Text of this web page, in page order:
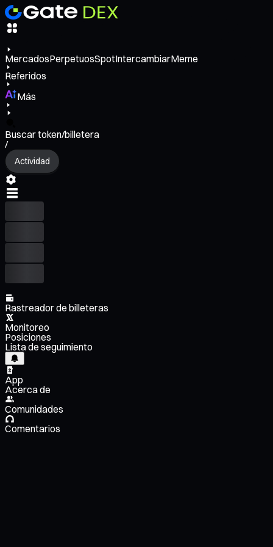
MercadosPerpetuosSpotIntercambiarMeme
Referidos
Más
Buscar token/billetera
/
Actividad
Rastreador de billeteras
Monitoreo
Posiciones
Lista de seguimiento
App
Acerca de
Comunidades
Comentarios